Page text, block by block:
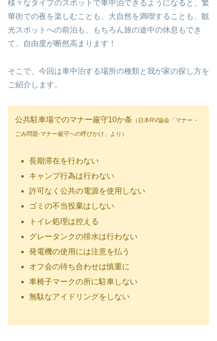
様々なタイプのスポットで車中泊できるようになると、繁
華街での夜を楽しむことも、大自然を満喫することも、観
光スポットへの前泊も、もちろん旅の途中の休息もでき
て、自由度が断然高まります！
そこで、今回は車中泊する場所の種類と我が家の探し方を
ご紹介します。
公共駐車場でのマナー厳守10か条 （日本RV協会「マナー・
ごみ問題-マナー厳守への呼びかけ」より）
長期滞在を行わない
キャンプ行為は行わない
許可なく公共の電源を使用しない
ゴミの不当投棄はしない
トイレ処理は控える
グレータンクの排水は行わない
発電機の使用には注意を払う
オフ会の待ち合わせは慎重に
車椅子マークの所に駐車しない
無駄なアイドリングをしない